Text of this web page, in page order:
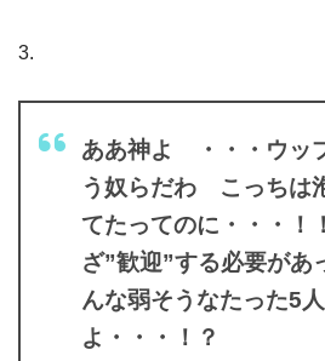
3.
ああ神よ ・・・ウッ
う奴らだわ こっちは
てたってのに・・・
ざ”歓迎”する必要が
んな弱そうなたった5
よ・・・！？